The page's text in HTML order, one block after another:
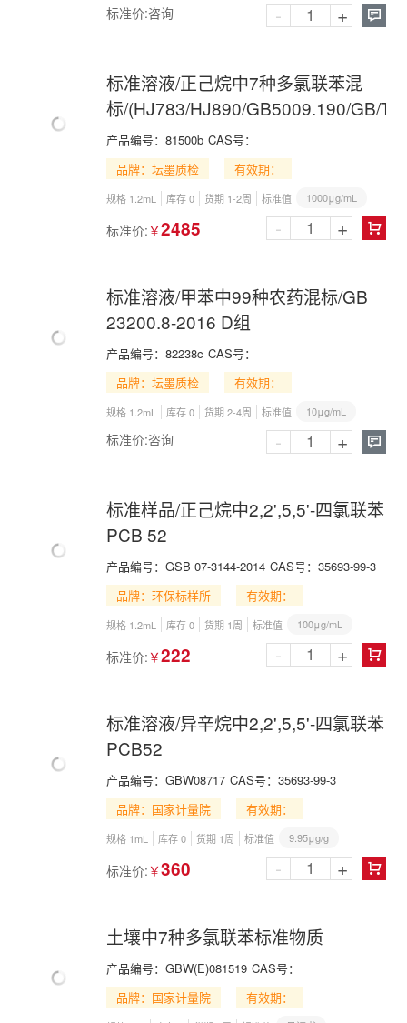
标准价:咨询 
- +
标准溶液/正己烷中7种多氯联苯混
标/(HJ783/HJ890/GB5009.190/GB/
产品编号： 81500b CAS号：
品牌：坛墨质检
有效期：
规格 1.2mL 库存 0 货期 1-2周 标准值 1000μg/mL
标准价: ￥2485 
- +
标准溶液/甲苯中99种农药混标/GB
23200.8-2016 D组
产品编号： 82238c CAS号：
品牌：坛墨质检
有效期：
规格 1.2mL 库存 0 货期 2-4周 标准值 10μg/mL
标准价:咨询 
- +
标准样品/正己烷中2,2',5,5'-四氯联苯
PCB 52
产品编号： GSB 07-3144-2014 CAS号： 35693-99-3
品牌：环保标样所
有效期：
规格 1.2mL 库存 0 货期 1周 标准值 100μg/mL
标准价: ￥222 
- +
标准溶液/异辛烷中2,2',5,5'-四氯联苯
PCB52
产品编号： GBW08717 CAS号： 35693-99-3
品牌：国家计量院
有效期：
规格 1mL 库存 0 货期 1周 标准值 9.95μg/g
标准价: ￥360 
- +
土壤中7种多氯联苯标准物质
产品编号： GBW(E)081519 CAS号：
品牌：国家计量院
有效期：